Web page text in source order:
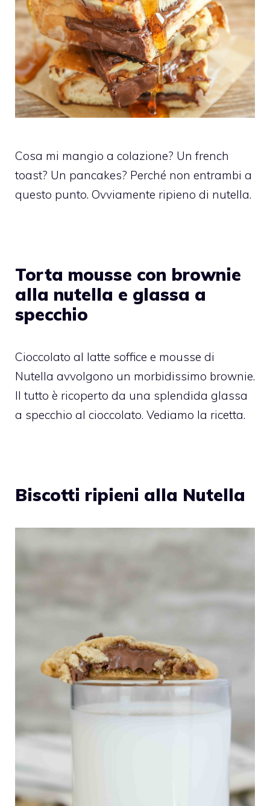
Cosa mi mangio a colazione? Un french
toast? Un pancakes? Perché non entrambi a
questo punto. Ovviamente ripieno di nutella.
Torta mousse con brownie
alla nutella e glassa a
specchio
Cioccolato al latte soffice e mousse di
Nutella avvolgono un morbidissimo brownie.
Il tutto è ricoperto da una splendida glassa
a specchio al cioccolato. Vediamo la ricetta.
Biscotti ripieni alla Nutella